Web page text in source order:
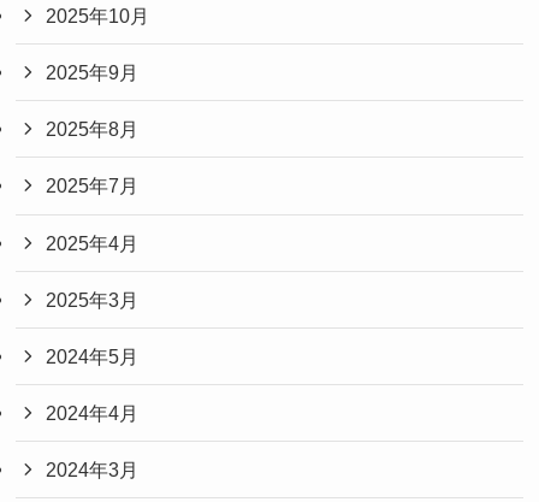
2025年10月
2025年9月
2025年8月
2025年7月
2025年4月
2025年3月
2024年5月
2024年4月
2024年3月